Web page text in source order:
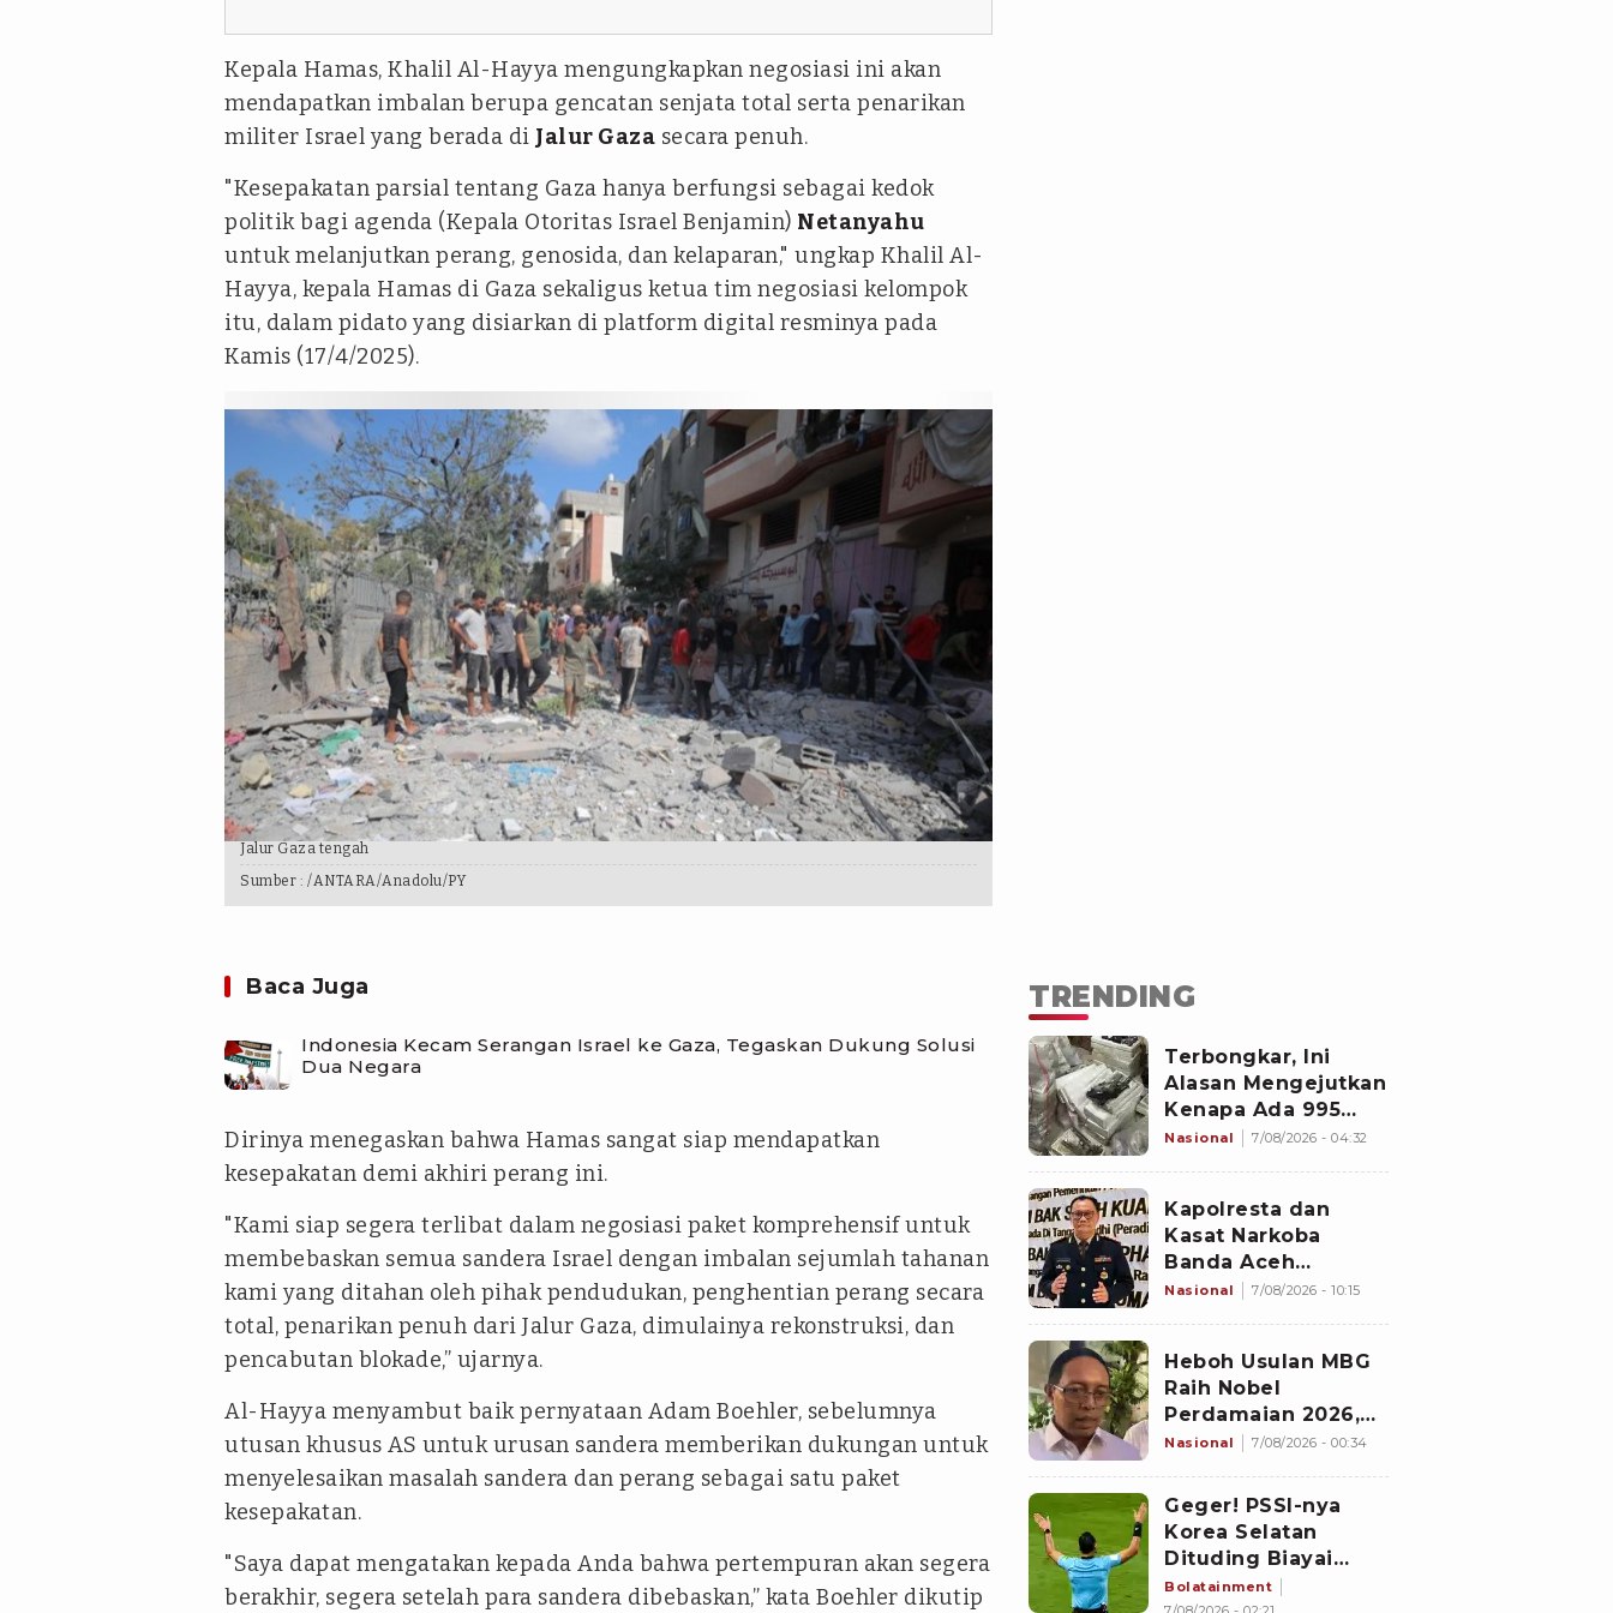
Kepala Hamas, Khalil Al-Hayya mengungkapkan negosiasi ini akan
mendapatkan imbalan berupa gencatan senjata total serta penarikan
militer Israel yang berada di Jalur Gaza secara penuh.
"Kesepakatan parsial tentang Gaza hanya berfungsi sebagai kedok
politik bagi agenda (Kepala Otoritas Israel Benjamin) Netanyahu
untuk melanjutkan perang, genosida, dan kelaparan," ungkap Khalil Al-
Hayya, kepala Hamas di Gaza sekaligus ketua tim negosiasi kelompok
itu, dalam pidato yang disiarkan di platform digital resminya pada
Kamis (17/4/2025).
Jalur Gaza tengah
Sumber : /ANTARA/Anadolu/PY
Baca Juga
Indonesia Kecam Serangan Israel ke Gaza, Tegaskan Dukung Solusi
Dua Negara
Dirinya menegaskan bahwa Hamas sangat siap mendapatkan
kesepakatan demi akhiri perang ini.
"Kami siap segera terlibat dalam negosiasi paket komprehensif untuk
membebaskan semua sandera Israel dengan imbalan sejumlah tahanan
kami yang ditahan oleh pihak pendudukan, penghentian perang secara
total, penarikan penuh dari Jalur Gaza, dimulainya rekonstruksi, dan
pencabutan blokade,” ujarnya.
Al-Hayya menyambut baik pernyataan Adam Boehler, sebelumnya
utusan khusus AS untuk urusan sandera memberikan dukungan untuk
menyelesaikan masalah sandera dan perang sebagai satu paket
kesepakatan.
"Saya dapat mengatakan kepada Anda bahwa pertempuran akan segera
berakhir, segera setelah para sandera dibebaskan,” kata Boehler dikutip
TRENDING
Terbongkar, Ini
Alasan Mengejutkan
Kenapa Ada 995
Senjata di Dalam
Nasional 7/08/2026 - 04:32
Kapolresta dan
Kasat Narkoba
Banda Aceh
Diperiksa
Nasional 7/08/2026 - 10:15
Heboh Usulan MBG
Raih Nobel
Perdamaian 2026,
Istana Akhirnya
Nasional 7/08/2026 - 00:34
Geger! PSSI-nya
Korea Selatan
Dituding Biayai
Hiburan Seks untuk
Bolatainment